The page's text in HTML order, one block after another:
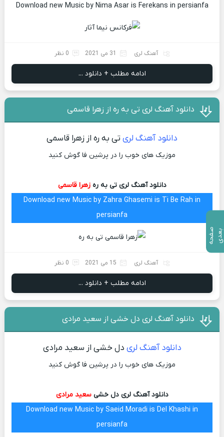
Download new Music by Nima Asar is Ferekans in persianfa
آهنگ لری 31 می 2021 0 نظر
ادامه مطلب + دانلود ...
دانلود آهنگ لری تی به ره از زهرا قاسمی
دانلود آهنگ لری تی به ره از زهرا قاسمی
موزیک های خوب را در پرشین فا گوش کنید
دانلود آهنگ لری تی به رهزهرا قاسمی
Download new Music by Zahra Ghasemi is Ti Be Rah in
persianfa
آهنگ لری 15 می 2021 0 نظر
ادامه مطلب + دانلود ...
دانلود آهنگ لری دل خشی از سعید مرادی
دانلود آهنگ لری دل خشی از سعید مرادی
موزیک های خوب را در پرشین فا گوش کنید
دانلود آهنگ لری دل خشیسعید مرادی
Download new Music by Saeid Moradi is Del Khashi in
persianfa
ص
ف
ح
ه ب ع
د ی